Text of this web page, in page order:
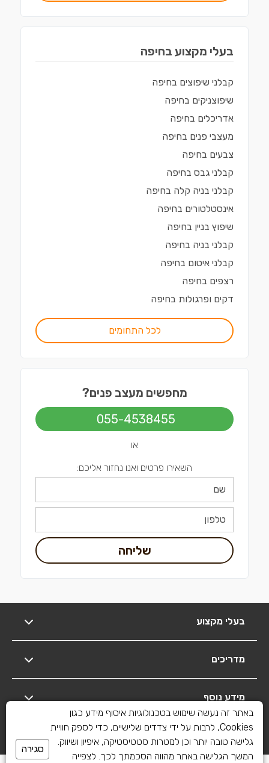
בעלי מקצוע בחיפה
קבלני שיפוצים בחיפה
שיפוצניקים בחיפה
אדריכלים בחיפה
מעצבי פנים בחיפה
צבעים בחיפה
קבלני גבס בחיפה
קבלני בניה קלה בחיפה
אינסטלטורים בחיפה
שיפוץ בניין בחיפה
קבלני בניה בחיפה
קבלני איטום בחיפה
רצפים בחיפה
דקים ופרגולות בחיפה
לכל התחומים
מחפשים מעצב פנים?
055-4538455
או
השאירו פרטים ואנו נחזור אליכם:
שליחה
בעלי מקצוע
מדריכים
מידע נוסף
יצירת קשר
באתר זה נעשה שימוש בטכנולוגיות איסוף מידע כגון
Cookies, לרבות על ידי צדדים שלישיים, כדי לספק חוויית
גלישה טובה יותר וכן למטרות סטטיסטיקה, איפיון ושיווק.
המשך הגלישה באתר מהווה הסכמתך לכך. לצפייה
סגירה